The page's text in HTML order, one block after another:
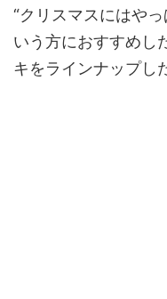
“クリスマスにはや
いう方におすすめし
キをラインナップし